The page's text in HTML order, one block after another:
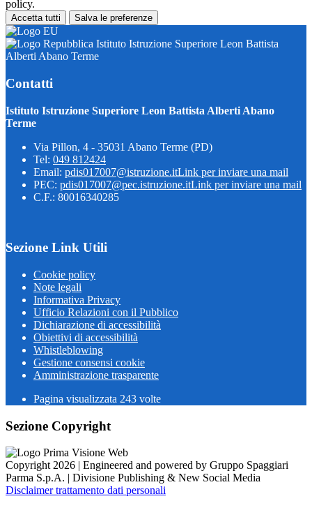
policy.
Accetta tutti Salva le preferenze
Istituto Istruzione Superiore Leon Battista
Alberti Abano Terme
Contatti
Istituto Istruzione Superiore Leon Battista Alberti Abano
Terme
Via Pillon, 4 - 35031 Abano Terme (PD)
Tel: 049 812424
Email: pdis017007@istruzione.itLink per inviare una mail
PEC: pdis017007@pec.istruzione.itLink per inviare una mail
C.F.: 80016340285
Sezione Link Utili
Cookie policy
Note legali
Informativa Privacy
Ufficio Relazioni con il Pubblico
Dichiarazione di accessibilità
Obiettivi di accessibilità
Whistleblowing
Gestione consensi cookie
Amministrazione trasparente
Pagina visualizzata 243 volte
Sezione Copyright
Copyright 2026 | Engineered and powered by Gruppo Spaggiari
Parma S.p.A. | Divisione Publishing & New Social Media
Disclaimer trattamento dati personali